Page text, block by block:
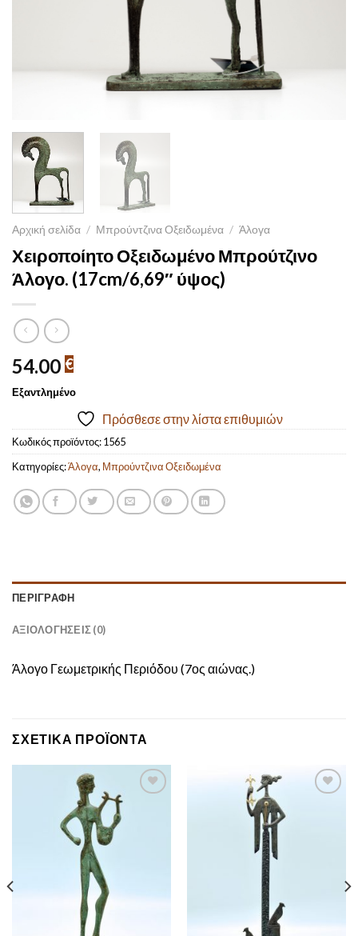
Αρχική σελίδα / Μπρούντζινα Οξειδωμένα / Άλογα
Χειροποίητο Οξειδωμένο Μπρούτζινο
Άλογο. (17cm/6,69″ ύψος)
54.00 €
Εξαντλημένο
Πρόσθεσε στην λίστα επιθυμιών
Κωδικός προϊόντος:1565
Κατηγορίες:Άλογα, Μπρούντζινα Οξειδωμένα
ΠΕΡΙΓΡΑΦΉ
ΑΞΙΟΛΟΓΉΣΕΙΣ (0)
Άλογο Γεωμετρικής Περιόδου (7ος αιώνας.)
ΣΧΕΤΙΚΆ ΠΡΟΪΌΝΤΑ